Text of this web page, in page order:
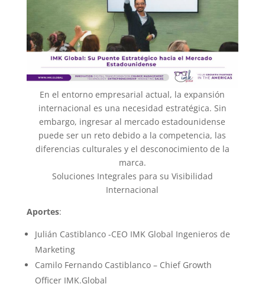
En el entorno empresarial actual, la expansión
internacional es una necesidad estratégica. Sin
embargo, ingresar al mercado estadounidense
puede ser un reto debido a la competencia, las
diferencias culturales y el desconocimiento de la
marca.
Soluciones Integrales para su Visibilidad
Internacional
Aportes:
Julián Castiblanco -CEO IMK Global Ingenieros de
Marketing
Camilo Fernando Castiblanco – Chief Growth
Officer IMK.Global